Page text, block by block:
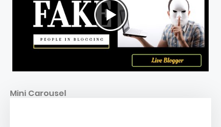
Mini Carousel